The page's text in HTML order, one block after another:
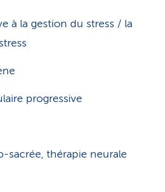
à la gestion du stress / la
progressive
sacrée, thérapie neurale